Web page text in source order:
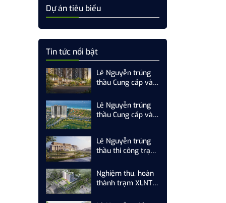
Dự án tiêu biểu
Tin tức nổi bật
Lê Nguyễn trúng
thầu Cung cấp và
nước thải 800
m3/ngày.đêm dự
án SkyM Hạ Long
Lê Nguyễn trúng
thầu Cung cấp và
(500
m3/ngày.đêm) dự
Nẵng
Lê Nguyễn trúng
thầu thi công trạm
án Khu du lịch nghỉ
dưỡng và sân Golf
Tam Nông
Nghiệm thu, hoàn
thành trạm XLNT